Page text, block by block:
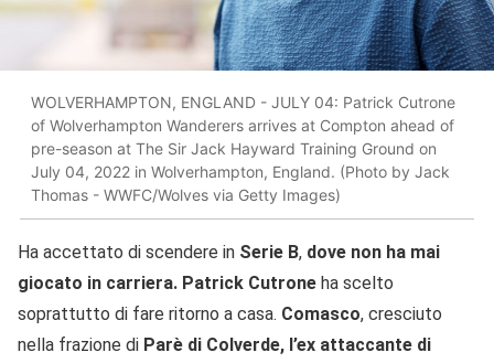
WOLVERHAMPTON, ENGLAND - JULY 04: Patrick Cutrone
of Wolverhampton Wanderers arrives at Compton ahead of
pre-season at The Sir Jack Hayward Training Ground on
July 04, 2022 in Wolverhampton, England. (Photo by Jack
Thomas - WWFC/Wolves via Getty Images)
Ha accettato di scendere in Serie B, dove non ha mai
giocato in carriera. Patrick Cutrone ha scelto
soprattutto di fare ritorno a casa. Comasco, cresciuto
nella frazione di Parè di Colverde, l’ex attaccante di